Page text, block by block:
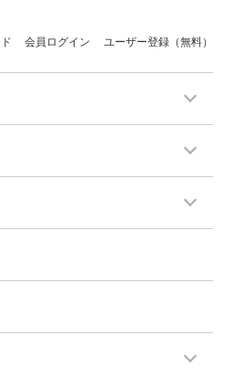
会員ログイン ユーザー登録（無料）